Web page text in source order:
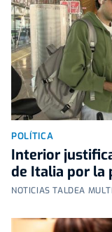
POLÍTICA
Interior
de Italia por la
NOTICIAS TALDEA